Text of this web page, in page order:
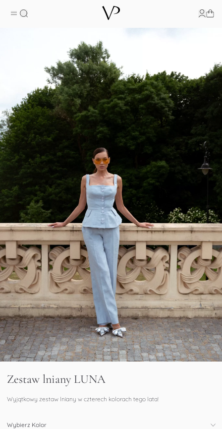
Zestaw lniany LUNA
Wyjątkowy zestaw lniany w czterech kolorach tego lata!
Wybierz Kolor